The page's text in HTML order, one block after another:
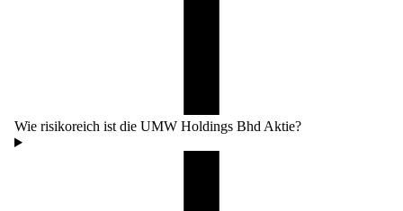
Wie risikoreich ist die UMW Holdings Bhd Aktie?